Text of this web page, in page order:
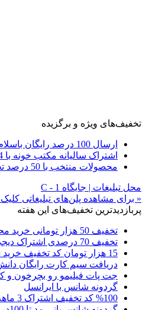
تخفیف‌های ویژه و برگزیده
ارسال 100 درصد رایگان باسلام از محصولات منتخب
اشتراک سالیانه مکتب خونه با 54 درصد تخفیف
محصولات منتخب با 50 درصد تخفیف بنیکس
محل تبلیغات | جایگاه C - 1
« برای مشاهده پلن‌های تبلیغاتی کلیک
پربازدیدترین تخفیف‌های این هفته
تخفیف 50 هزار تومانی خرید محصولات پروتئینی اسنپ فود
تخفیف 70 درصدی اشتراک دیجی پلاس از دیجی کالا
15 هزار تومان کد تخفیف خرید نان از اسنپ فود
دریافت سیم کارت رایگان
جت پات فیلیمو رو بچرخون و
گردونه شانس با ایرانسل
%100 کد تخفیف اشتراک 3 ماهه دیجی پلاس از دیجی کالا